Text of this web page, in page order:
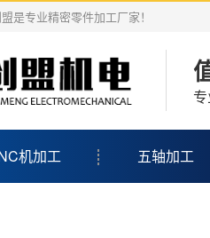
是专业精密零件加工厂家！
机加工 五轴加工